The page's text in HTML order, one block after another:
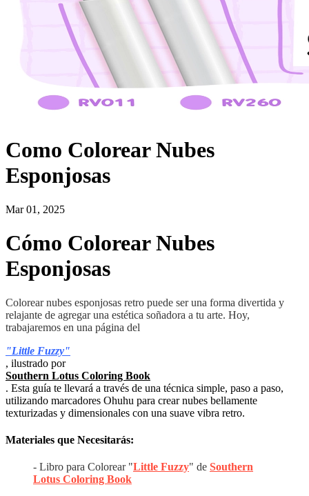
Como Colorear Nubes
Esponjosas
Mar 01, 2025
Cómo Colorear Nubes
Esponjosas
Colorear nubes esponjosas retro puede ser una forma divertida y
relajante de agregar una estética soñadora a tu arte. Hoy,
trabajaremos en una página del
"Little Fuzzy"
, ilustrado por
Southern Lotus Coloring Book
. Esta guía te llevará a través de una técnica simple, paso a paso,
utilizando marcadores Ohuhu para crear nubes bellamente
texturizadas y dimensionales con una suave vibra retro.
Materiales que Necesitarás:
- Libro para Colorear "Little Fuzzy" de Southern
Lotus Coloring Book